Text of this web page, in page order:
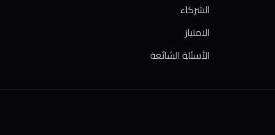
الشركاء
الامتياز
الأسئلة الشائعة